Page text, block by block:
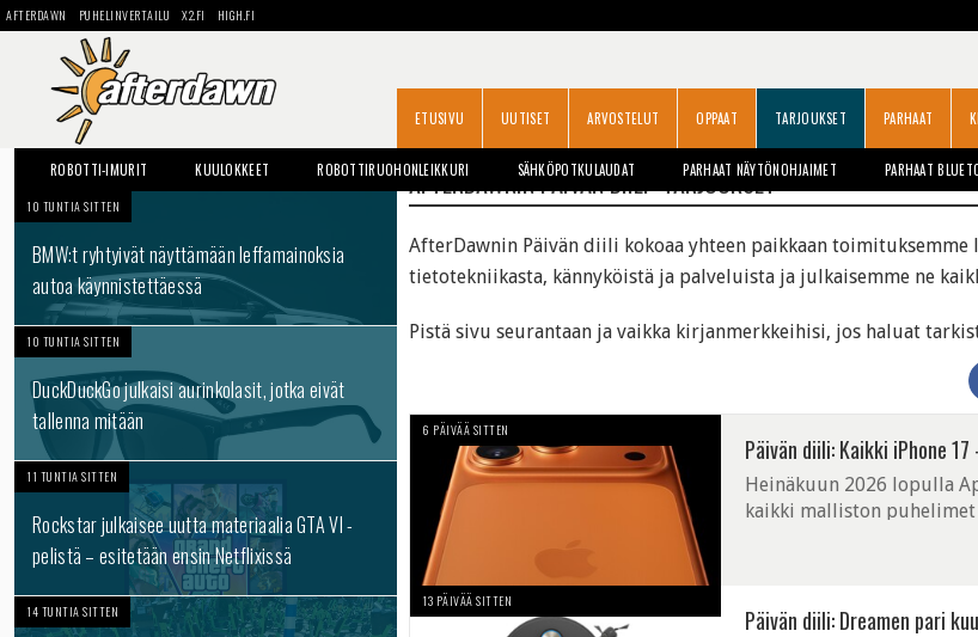
AFTERDAWN PUHELINVERTAILU X2.FI HIGH.FI
ETUSIVU UUTISET ARVOSTELUT OPPAAT TARJOUKSET PARHAAT
ROBOTTI-IMURIT KUULOKKEET ROBOTTIRUOHONLEIKKURI SÄHKÖPOTKULAUDAT PARHAAT NÄYTÖNOHJAIMET PARHAAT
10 TUNTIA SITTEN
BMW:t ryhtyivät näyttämään leffamainoksia
autoa käynnistettäessä
10 TUNTIA SITTEN
DuckDuckGo julkaisi aurinkolasit, jotka eivät
tallenna mitään
11 TUNTIA SITTEN
Rockstar julkaisee uutta materiaalia GTA VI -
pelistä – esitetään ensin Netflixissä
14 TUNTIA SITTEN
AFTERDAWNIN PÄIVÄN DIILI -TARJOUKSET
AfterDawnin Päivän diili kokoaa yhteen paikkaan
tietotekniikasta, kännyköistä ja palveluista ja julkaisemme ne
Pistä sivu seurantaan ja vaikka kirjanmerkkeihisi, jos haluat
6 PÄIVÄÄ SITTEN
Päivän diili: Kaikki iPhone
Heinäkuun 2026 lopulla
kaikki malliston puhelimet
13 PÄIVÄÄ SITTEN
Päivän diili: Dreamen pari